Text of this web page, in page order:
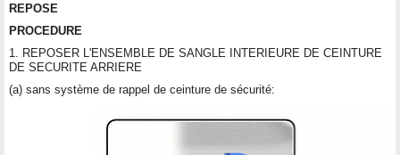
REPOSE
PROCEDURE
1. REPOSER L'ENSEMBLE DE SANGLE INTERIEURE DE CEINTURE
DE SECURITE ARRIERE
(a) sans système de rappel de ceinture de sécurité: